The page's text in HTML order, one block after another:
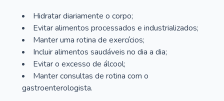
Hidratar diariamente o corpo;
Evitar alimentos processados e industrializados;
Manter uma rotina de exercícios;
Incluir alimentos saudáveis no dia a dia;
Evitar o excesso de álcool;
Manter consultas de rotina com o
gastroenterologista.